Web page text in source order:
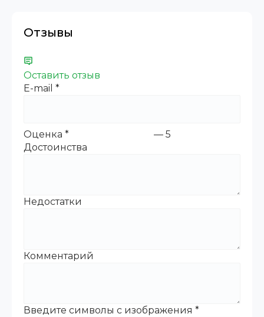
Отзывы
Оставить отзыв
E-mail *
Оценка * — 5
Достоинства
Недостатки
Комментарий
Введите символы с изображения *